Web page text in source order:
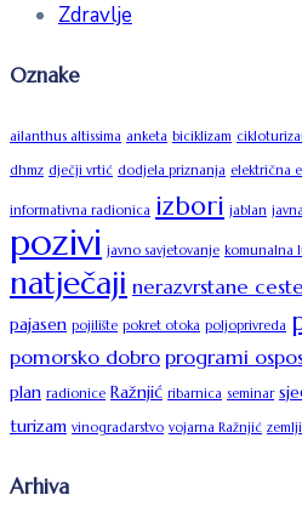
Zdravlje
Oznake
ailanthus altissima anketa biciklizam
dhmz dječji vrtić dodjela priznanja električna
informativna radionica izbori jablan
pozivi javno savjetovanje komunalna
natječaji nerazvrstane ceste
pajasen pojilište pokret otoka poljoprivreda
pomorsko dobroprogrami
plan radionice Ražnjić ribarnica seminar
turizam vinogradarstvo vojarna Ražnjić
Arhiva